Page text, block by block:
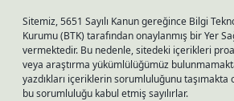
Sitemiz, 5651 Sayılı Kanun gereğince Bilgi
Kurumu (BTK) tarafından onaylanmış bir Yer
vermektedir. Bu nedenle, sitedeki içerikleri
veya araştırma yükümlülüğümüz
yazdıkları içeriklerin sorumluluğunu
bu sorumluluğu kabul etmiş sayılırlar.